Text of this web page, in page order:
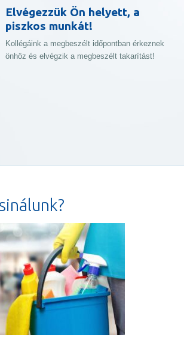
Elvégezzük Ön helyett, a
piszkos munkát!
Kollégáink a megbeszélt időpontban érkeznek
önhöz és elvégzik a megbeszélt takarítást!